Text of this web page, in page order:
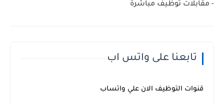
- مقابلات توظيف مباشرة
تابعنا على واتس اب
قنوات التوظيف الان علي واتساب